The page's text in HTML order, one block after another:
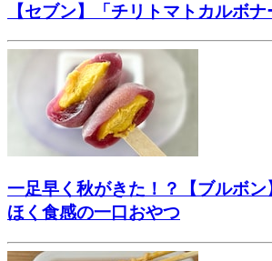
【セブン】「チリトマトカルボナ
一足早く秋がきた！？【ブルボン
ほく食感の一口おやつ